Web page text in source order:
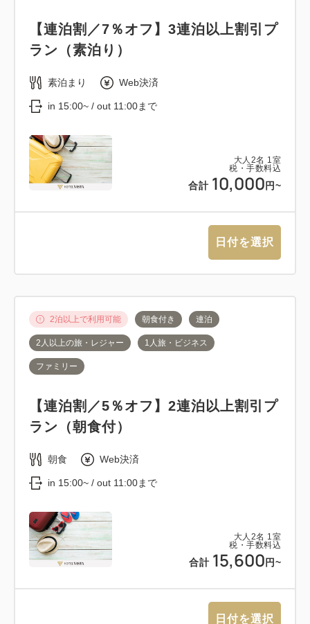
大人 2名 1室
税・手数料込
合計 10,000 円~
【連泊割／7％オフ】3連泊以上割引プ
ラン（素泊り）
素泊まり Web決済
in 15:00~ / out 11:00まで
日付を選択
大人 2名 1室
税・手数料込
合計 15,600 円~
2泊以上で利用可能 朝食付き 連泊
2人以上の旅・レジャー 1人旅・ビジネス
ファミリー
【連泊割／5％オフ】2連泊以上割引プ
ラン（朝食付）
朝食 Web決済
in 15:00~ / out 11:00まで
日付を選択